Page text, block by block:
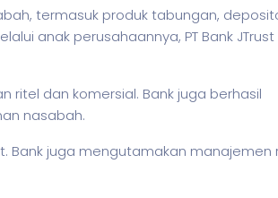
termasuk produk tabungan,
anak perusahaannya, PT Bank JTrust
ritel dan komersial. Bank juga berhasil
nasabah.
Bank juga mengutamakan manajemen